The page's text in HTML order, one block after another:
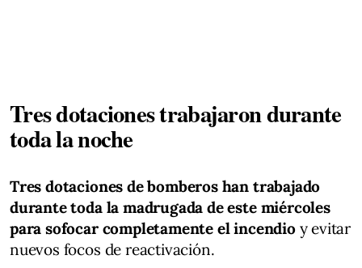
Tres dotaciones trabajaron durante
toda la noche
Tres dotaciones de bomberos han trabajado
durante toda la madrugada de este miércoles
para sofocar completamente el incendioy evitar
nuevos focos de reactivación.